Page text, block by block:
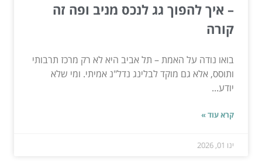
– איך להפוך גג לנכס מניב ופה זה
קורה
בואו נודה על האמת – תל אביב היא לא רק מרכז תרבותי
ותוסס, אלא גם מוקד לבלינג נדל"נ אמיתי. ומי שלא
יודע...
קרא עוד »
ינו 01, 2026